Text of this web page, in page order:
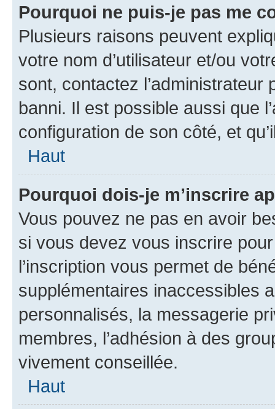
Pourquoi ne puis-je pas me
Plusieurs raisons peuvent
votre nom d’utilisateur et/ou
sont, contactez l’administrateur
banni. Il est possible aussi que
configuration de son côté, et
Haut
Pourquoi dois-je m’inscrire
Vous pouvez ne pas en avoir
si vous devez vous inscrire
l’inscription vous permet de
supplémentaires inaccessibles
personnalisés, la messagerie
membres, l’adhésion à des
vivement conseillée.
Haut